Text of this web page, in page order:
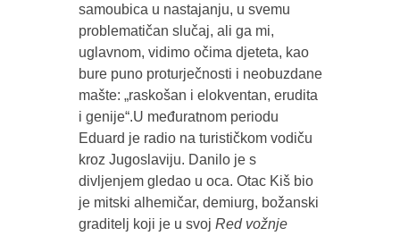
samoubica u nastajanju, u svemu
problematičan slučaj, ali ga mi,
uglavnom, vidimo očima djeteta, kao
bure puno proturječnosti i neobuzdane
mašte: „raskošan i elokventan, erudita
i genije“.U međuratnom periodu
Eduard je radio na turističkom vodiču
kroz Jugoslaviju. Danilo je s
divljenjem gledao u oca. Otac Kiš bio
je mitski alhemičar, demiurg, božanski
graditelj koji je u svoj Red vožnje